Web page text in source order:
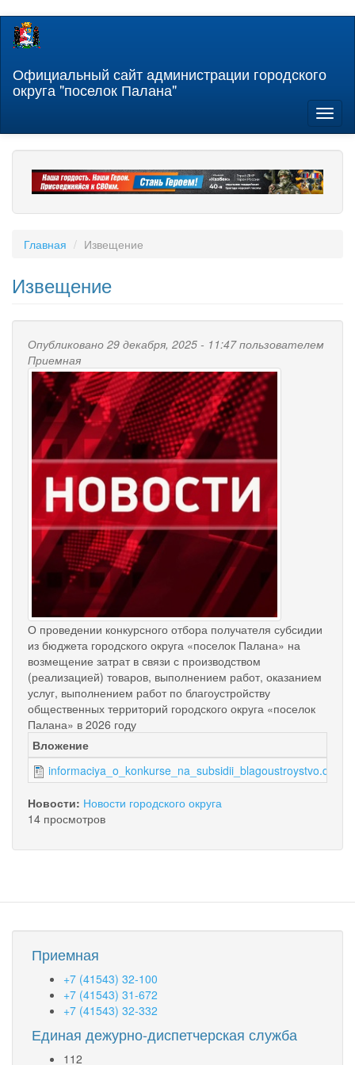
Перейти
содержанию
Официальный сайт администрации городского
округа "поселок Палана"
Главная Извещение
Извещение
Опубликовано 29 декабря, 2025 - 11:47 пользователем
Приемная
О проведении конкурсного отбора получателя субсидии
из бюджета городского округа «поселок Палана» на
возмещение затрат в связи с производством
(реализацией) товаров, выполнением работ, оказанием
услуг, выполнением работ по благоустройству
общественных территорий городского округа «поселок
Палана» в 2026 году
Вложение
informaciya_o_konkurse_na_subsidii_blagoustroystvo.docx
Новости: Новости городского округа
14 просмотров
Приемная
+7 (41543) 32-100
+7 (41543) 31-672
+7 (41543) 32-332
Единая дежурно-диспетчерская служба
112